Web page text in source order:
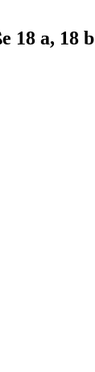
18 a, 18 b